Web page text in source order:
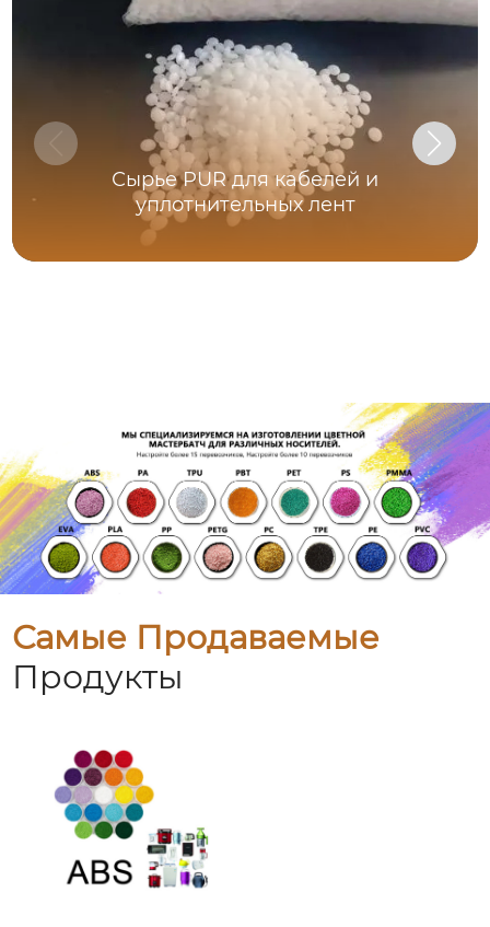
Сырье PUR для кабелей и
уплотнительных лент
Самые Продаваемые
Продукты